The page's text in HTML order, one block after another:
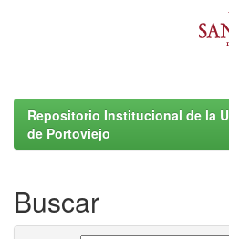
Repositorio Institucional de la
de Portoviejo
Buscar